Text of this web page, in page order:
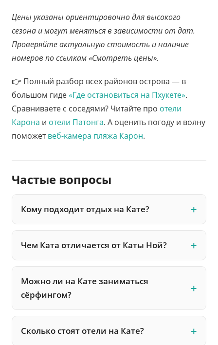
Цены указаны ориентировочно для высокого
сезона и могут меняться в зависимости от дат.
Проверяйте актуальную стоимость и наличие
номеров по ссылкам «Смотреть цены».
👉 Полный разбор всех районов острова — в
большом гиде«Где остановиться на Пхукете».
Сравниваете с соседями? Читайте про отели
Карона и отели Патонга. А оценить погоду и волну
поможетвеб-камера пляжа Карон.
Частые вопросы
Кому подходит отдых на Кате?
Чем Ката отличается от Каты Ной?
Можно ли на Кате заниматься
сёрфингом?
Сколько стоят отели на Кате?